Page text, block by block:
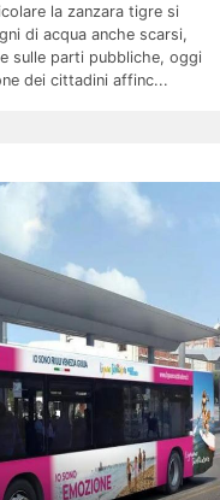
la zanzara tigre si
di acqua anche scarsi,
sulle parti pubbliche, oggi
dei cittadini affinc...